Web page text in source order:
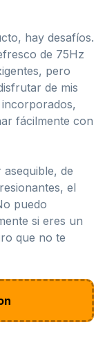
hay desafíos.
de 75Hz
pero
de mis
incorporados,
fácilmente con
de
el
puedo
si eres un
que no te